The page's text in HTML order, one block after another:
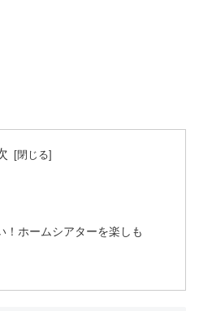
ホームシアターを楽しも